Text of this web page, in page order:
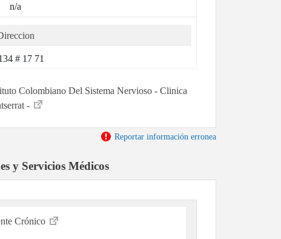
n/a
# 17 71
Colombiano Del Sistema Nervioso - Clinica
-
Reportar información erronea
y Servicios Médicos
Crónico